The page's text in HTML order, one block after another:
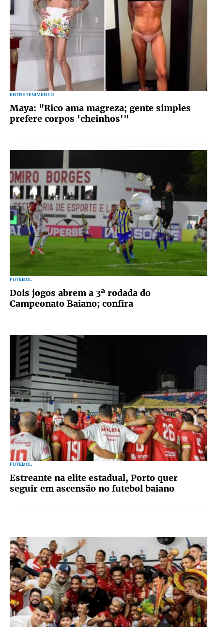
ENTRETENIMENTO
Maya: "Rico ama magreza; gente simples
prefere corpos 'cheinhos'"
FUTEBOL
Dois jogos abrem a 3ª rodada do
Campeonato Baiano; confira
FUTEBOL
Estreante na elite estadual, Porto quer
seguir em ascensão no futebol baiano